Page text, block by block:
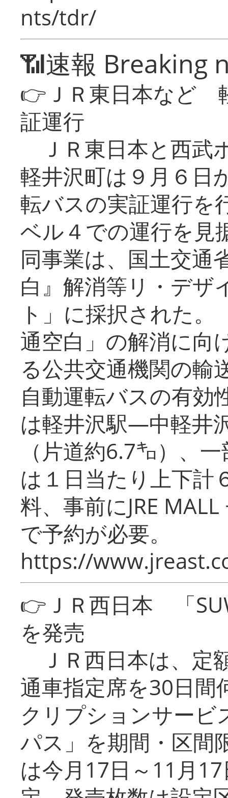
nts/tdr/
📶速報 Breaking
👉ＪＲ東日本など
証運行
ＪＲ東日本と西武
軽井沢町は９月６日
転バスの実証運行を
ベル４での運行を見
同事業は、国土交通
白』解消等リ・デザ
ト」に採択された
通空白」の解消に向
る公共交通機関の輸
自動運転バスの有効
は軽井沢駅―中軽井
（片道約6.7㌔）、
は１日当たり上下計
料、事前にJRE
で予約が必要。
https://
👉ＪＲ西日本 「
を発売
ＪＲ西日本は、定
通車指定席を30日間
クリプションサービ
パス」を期間・区間
は今月17日～11月